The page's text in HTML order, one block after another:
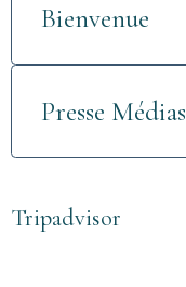
Bienvenue
Presse Médias
Tripadvisor